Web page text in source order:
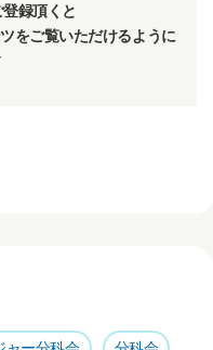
録頂くと
をご覧いただけるように